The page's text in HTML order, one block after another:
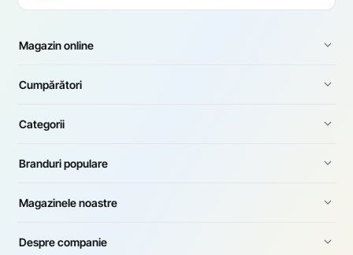
Magazin online
Cumpărători
Categorii
Branduri populare
Magazinele noastre
Despre companie